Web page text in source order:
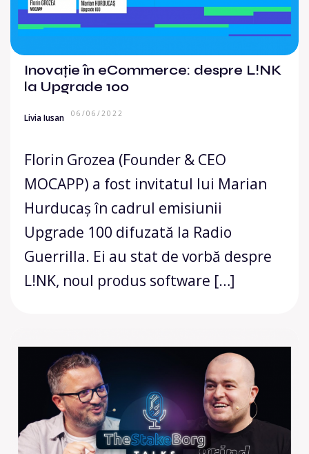
Inovație în eCommerce: despre L!NK
la Upgrade 100
Livia Iusan 06/06/2022
Florin Grozea (Founder & CEO
MOCAPP) a fost invitatul lui Marian
Hurducaș în cadrul emisiunii
Upgrade 100 difuzată la Radio
Guerrilla. Ei au stat de vorbă despre
L!NK, noul produs software […]